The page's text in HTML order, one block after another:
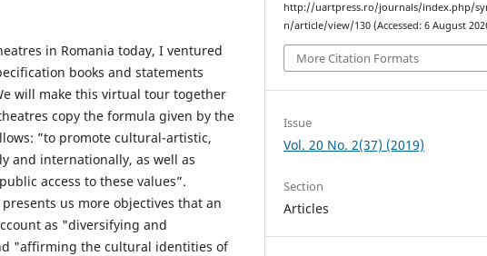
in Romania today, I ventured
books and statements
will make this virtual tour together
copy the formula given by the
”to promote cultural-artistic,
and internationally, as well as
access to these values”.
us more objectives that an
as "diversifying and
"affirming the cultural identities of
http://uartpress.ro/journals/index.php/
n/article/view/130 (Accessed: 6 August
More Citation Formats
Issue
Vol. 20 No. 2(37) (2019)
Section
Articles